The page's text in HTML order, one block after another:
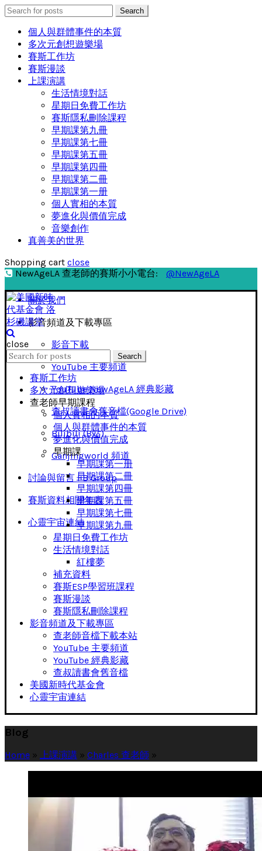
Search
for:
Search
個人與群體事件的本質
多次元創想遊樂場
賽斯工作坊
賽斯漫談
上課演講
生活情境對話
星期日免費工作坊
賽斯隱私刪除課程
早期課第九冊
早期課第七冊
早期課第五冊
早期課第四冊
早期課第二冊
早期課第一册
個人實相的本質
夢進化與價值完成
音樂創作
真善美的世界
Shopping cart close
NewAgeLA 查老師的賽斯小小電台:
@NewAgeLA
關於我們
影音頻道及下載專區
影音下載
YouTube 主要頻道
YouTube NewAgeLA 經典影藏
查叔讀書會舊音檔(Google Drive)
Bilibili (B站)
Ganjingworld 頻道
討論與留言 FB Group
賽斯資料相關年表
心靈宇宙連結
close
Search
for:
Search
賽斯工作坊
多次元創想遊樂場
查老師早期課程
個人實相的本質
個人與群體事件的本質
夢進化與價值完成
早期課
早期課第一册
早期課第二冊
早期課第四冊
早期課第五冊
早期課第七冊
早期課第九冊
星期日免費工作坊
生活情境對話
紅樓夢
補充資料
賽斯ESP學習班課程
賽斯漫談
賽斯隱私刪除課程
影音頻道及下載專區
查老師音檔下載本站
YouTube 主要頻道
YouTube 經典影藏
查叔讀書會舊音檔
美國新時代基金會
心靈宇宙連結
Blog
Home » 上課演講 » Charles 查老師 »